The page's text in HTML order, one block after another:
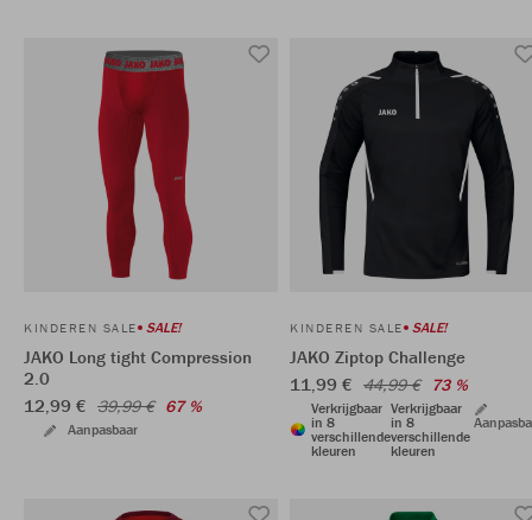
KINDEREN SALE SALE!
JAKO Long tight Compression
2.0
12,99 € 39,99 € 67 %
Aanpasbaar
KINDEREN SALE SALE!
JAKO Ziptop Challenge
11,99 € 44,99 € 73 %
Verkrijgbaar
in 8
verschillende
kleuren
Verkrijgbaar
in 8
verschillende
kleuren